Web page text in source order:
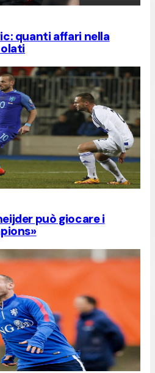
quanti affari nella
può giocare i